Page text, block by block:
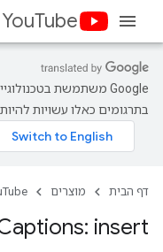
YouTube
בתרגומים כאלו עשויות
דף הבית מוצרים
insert